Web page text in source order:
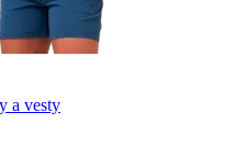
a vesty